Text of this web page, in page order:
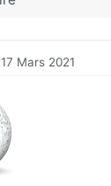
Mars 2021